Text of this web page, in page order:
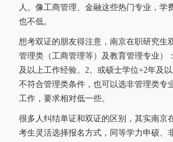
人。像工商管理、金融这些热门专业，学
也不低。
想考双证的朋友得注意，南京在职研究生
管理类（工商管理等）及教育管理专业）
及以上工作经验。2、或硕士学位+2年及
不符合管理类条件，也可以选非管理类专
工作，要求相对低一些。
很多人纠结单证和双证的区别，其实南京
考生灵活选择报名方式，同等学力申硕、